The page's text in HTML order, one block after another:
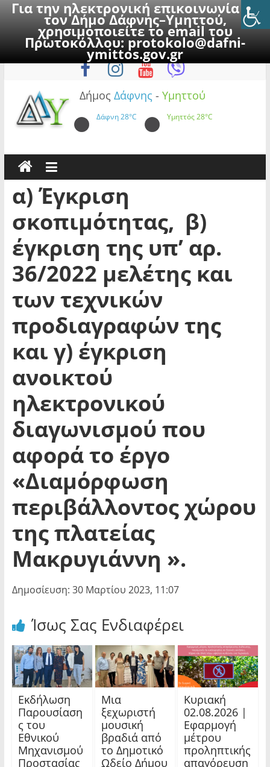
Για την ηλεκτρονική επικοινωνία με
τον Δήμο Δάφνης–Υμηττού,
χρησιμοποιείτε το email του
Πρωτοκόλλου:protokolo@dafni-
ymittos.gov.gr
to
Σάββατο, 8 Αυγούστου 2026
Δήμος Δάφνης - Υμηττού
Δάφνη28°C Υμηττός28°C
α) Έγκριση
σκοπιμότητας, β)
έγκριση της υπ’ αρ.
36/2022 μελέτης και
των τεχνικών
προδιαγραφών της
και γ) έγκριση
ανοικτού
ηλεκτρονικού
διαγωνισμού που
αφορά το έργο
«Διαμόρφωση
περιβάλλοντος χώρου
της πλατείας
Μακρυγιάννη ».
Δημοσίευση: 30 Μαρτίου 2023, 11:07
Ίσως Σας Ενδιαφέρει
Εκδήλωση
Παρουσίαση
ς του
Εθνικού
Μηχανισμού
Προστασίας
Μια
ξεχωριστή
μουσική
βραδιά από
το Δημοτικό
Ωδείο Δήμου
Κυριακή
02.08.2026 |
Εφαρμογή
μέτρου
προληπτικής
απαγόρευση